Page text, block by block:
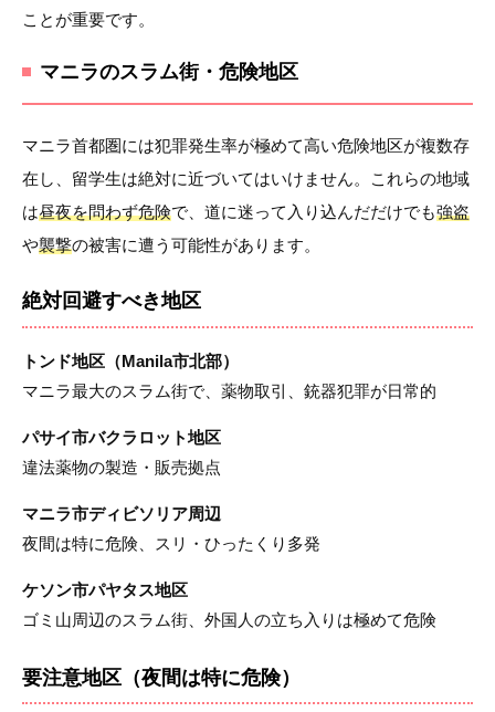
ことが重要です。
マニラのスラム街・危険地区
マニラ首都圏には犯罪発生率が極めて高い危険地区が複数存
在し、留学生は絶対に近づいてはいけません。これらの地域
は昼夜を問わず危険で、道に迷って入り込んだだけでも強盗
や襲撃の被害に遭う可能性があります。
絶対回避すべき地区
トンド地区（Manila市北部）
マニラ最大のスラム街で、薬物取引、銃器犯罪が日常的
パサイ市バクラロット地区
違法薬物の製造・販売拠点
マニラ市ディビソリア周辺
夜間は特に危険、スリ・ひったくり多発
ケソン市パヤタス地区
ゴミ山周辺のスラム街、外国人の立ち入りは極めて危険
要注意地区（夜間は特に危険）